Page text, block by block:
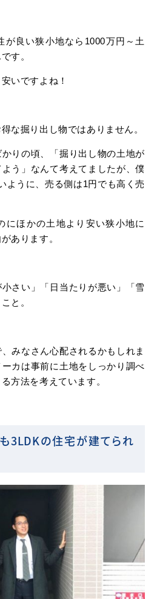
が良い狭小地なら1000万円～土
す。
いですよね！
な掘り出し物ではありません。
りの頃、「掘り出し物の土地が
う」なんて考えてましたが、僕
ように、売る側は1円でも高く売
にほかの土地より安い狭小地に
あります。
さい」「日当たりが悪い」「雪
と。
みなさん心配されるかもしれま
カは事前に土地をしっかり調べ
方法を考えています。
3LDKの住宅が建てられ